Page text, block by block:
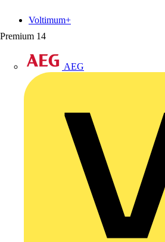
Premium 14
AEG
Voltimum+